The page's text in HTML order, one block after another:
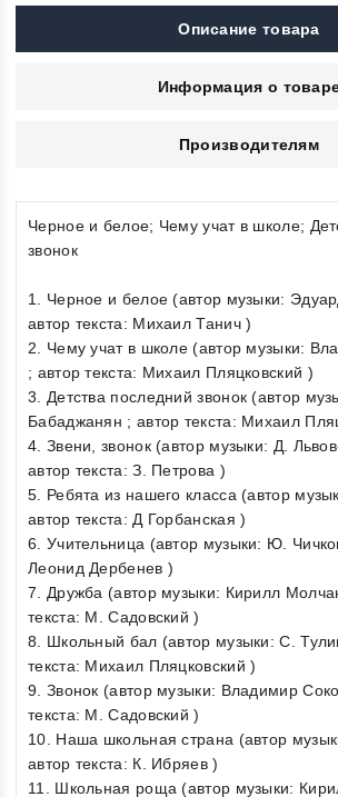
Описание товара
Информация о
Производителям
Черное и белое; Чему учат в школе;
звонок
1. Черное и белое (автор музыки:
автор текста: Михаил Танич )
2. Чему учат в школе (автор музыки:
; автор текста: Михаил Пляцковский )
3. Детства последний звонок (автор
Бабаджанян ; автор текста: Михаил
4. Звени, звонок (автор музыки: Д.
автор текста: З. Петрова )
5. Ребята из нашего класса (автор
автор текста: Д Горбанская )
6. Учительница (автор музыки: Ю.
Леонид Дербенев )
7. Дружба (автор музыки: Кирилл
текста: М. Садовский )
8. Школьный бал (автор музыки: С.
текста: Михаил Пляцковский )
9. Звонок (автор музыки: Владимир
текста: М. Садовский )
10. Наша школьная страна (автор
автор текста: К. Ибряев )
11. Школьная роща (автор музыки: